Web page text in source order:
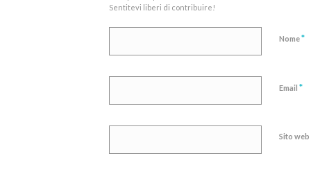
Sentitevi liberi di contribuire!
Nome*
Email *
Sito web